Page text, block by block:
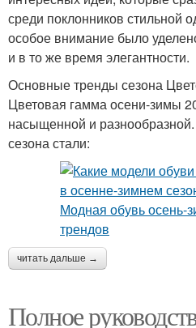
среди поклонников стильной
особое внимание было
и в то же время элегантности.
Основные тренды сезона
Цветовая гамма осени-зимы
насыщенной и
сезона стали:
читать дальше →
Полное